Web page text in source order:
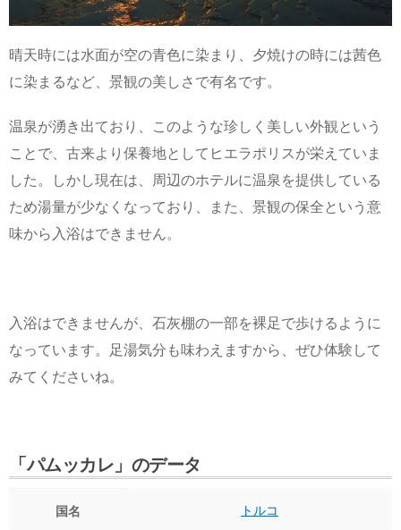
晴天時には水面が空の青色に染まり、夕焼けの時には茜色
に染まるなど、景観の美しさで有名です。
温泉が湧き出ており、このような珍しく美しい外観という
ことで、古来より保養地としてヒエラポリスが栄えていま
した。しかし現在は、周辺のホテルに温泉を提供している
ため湯量が少なくなっており、また、景観の保全という意
味から入浴はできません。
入浴はできませんが、石灰棚の一部を裸足で歩けるように
なっています。足湯気分も味わえますから、ぜひ体験して
みてくださいね。
「パムッカレ」のデータ
国名 トルコ